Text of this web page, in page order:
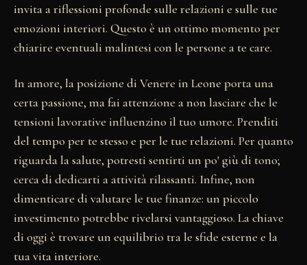
invita a riflessioni profonde sulle relazioni e sulle tue
emozioni interiori. Questo è un ottimo momento per
chiarire eventuali malintesi con le persone a te care.
In amore, la posizione di Venere in Leone porta una
certa passione, ma fai attenzione a non lasciare che le
tensioni lavorative influenzino il tuo umore. Prenditi
del tempo per te stesso e per le tue relazioni. Per quanto
riguarda la salute, potresti sentirti un po' giù di tono;
cerca di dedicarti a attività rilassanti. Infine, non
dimenticare di valutare le tue finanze: un piccolo
investimento potrebbe rivelarsi vantaggioso. La chiave
di oggi è trovare un equilibrio tra le sfide esterne e la
tua vita interiore.